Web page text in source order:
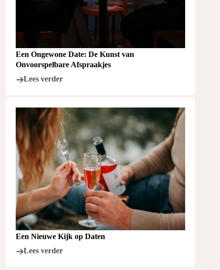
Een Ongewone Date: De Kunst van
Onvoorspelbare Afspraakjes
Lees verder
Een Nieuwe Kijk op Daten
Lees verder